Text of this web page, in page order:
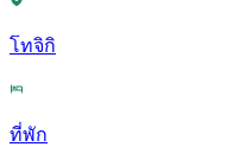
โทจิกิ
ที่พัก